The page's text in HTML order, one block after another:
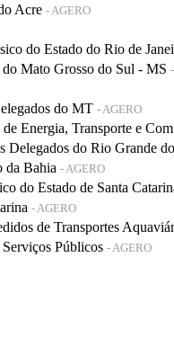
Acre - AGERO
do Estado do Rio de
Mato Grosso do Sul - MS
do MT - AGERO
Energia, Transporte e
Delegados do Rio Grande
da Bahia - AGERO
do Estado de Santa
- AGERO
de Transportes
Públicos - AGERO